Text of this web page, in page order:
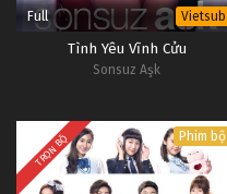
Full Vietsub
Tình Yêu Vĩnh Cửu
Sonsuz Aşk
TRỌN BỘ Phim bộ